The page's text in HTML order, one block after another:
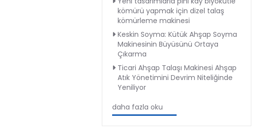
kömürü yapmak için dizel talaş
kömürleme makinesi
Keskin Soyma: Kütük Ahşap Soyma
Makinesinin Büyüsünü Ortaya
Çıkarma
Ticari Ahşap Talaşı Makinesi Ahşap
Atık Yönetimini Devrim Niteliğinde
Yeniliyor
daha fazla oku